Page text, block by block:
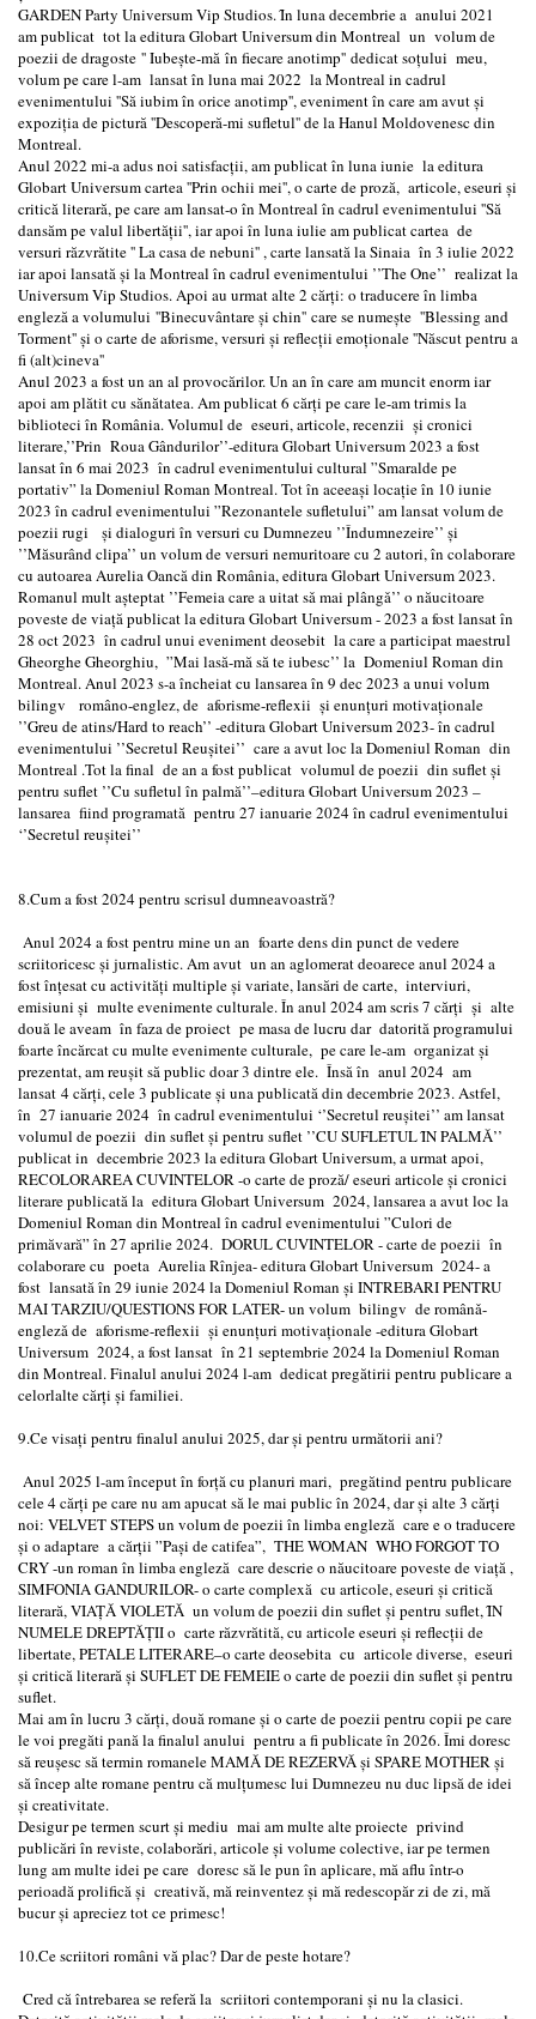
GARDEN Party Universum Vip Studios. Ȋn luna decembrie a anului 2021
am publicat tot la editura Globart Universum din Montreal un volum de
poezii de dragoste '' Iubește-mă în fiecare anotimp'' dedicat soțului meu,
volum pe care l-am lansat în luna mai 2022 la Montreal in cadrul
evenimentului ''Să iubim în orice anotimp'', eveniment în care am avut și
expoziția de pictură ''Descoperă-mi sufletul'' de la Hanul Moldovenesc din
Montreal.
Anul 2022 mi-a adus noi satisfacții, am publicat în luna iunie la editura
Globart Universum cartea ''Prin ochii mei'', o carte de proză, articole, eseuri și
critică literară, pe care am lansat-o în Montreal în cadrul evenimentului ''Să
dansăm pe valul libertății'', iar apoi în luna iulie am publicat cartea de
versuri răzvrătite '' La casa de nebuni'' , carte lansată la Sinaia în 3 iulie 2022
iar apoi lansată și la Montreal în cadrul evenimentului ’’The One’’ realizat la
Universum Vip Studios. Apoi au urmat alte 2 cărți: o traducere în limba
engleză a volumului ''Binecuvântare și chin'' care se numește ''Blessing and
Torment'' și o carte de aforisme, versuri și reflecții emoționale ''Născut pentru a
fi (alt)cineva''
Anul 2023 a fost un an al provocărilor. Un an în care am muncit enorm iar
apoi am plătit cu sănătatea. Am publicat 6 cărți pe care le-am trimis la
biblioteci în România. Volumul de eseuri, articole, recenzii și cronici
literare,’’Prin Roua Gândurilor’’-editura Globart Universum 2023 a fost
lansat în 6 mai 2023 în cadrul evenimentului cultural ”Smaralde pe
portativ” la Domeniul Roman Montreal. Tot în aceeași locație în 10 iunie
2023 în cadrul evenimentului ”Rezonantele sufletului” am lansat volum de
poezii rugi și dialoguri în versuri cu Dumnezeu ’’Îndumnezeire’’ și
’’Măsurând clipa’’ un volum de versuri nemuritoare cu 2 autori, în colaborare
cu autoarea Aurelia Oancă din România, editura Globart Universum 2023.
Romanul mult așteptat ’’Femeia care a uitat sǎ mai plângǎ’’ o năucitoare
poveste de viață publicat la editura Globart Universum - 2023 a fost lansat în
28 oct 2023 în cadrul unui eveniment deosebit la care a participat maestrul
Gheorghe Gheorghiu, ”Mai lasă-mă să te iubesc’’ la Domeniul Roman din
Montreal. Anul 2023 s-a încheiat cu lansarea în 9 dec 2023 a unui volum
bilingv româno-englez, de aforisme-reflexii și enunțuri motivaționale
’’Greu de atins/Hard to reach’’ -editura Globart Universum 2023- în cadrul
evenimentului ’’Secretul Reușitei’’ care a avut loc la Domeniul Roman din
Montreal .Tot la final de an a fost publicat volumul de poezii din suflet și
pentru suflet ’’Cu sufletul în palmă’’–editura Globart Universum 2023 –
lansarea fiind programată pentru 27 ianuarie 2024 în cadrul evenimentului
‘’Secretul reușitei’’
8.Cum a fost 2024 pentru scrisul dumneavoastră?
Anul 2024 a fost pentru mine un an foarte dens din punct de vedere
scriitoricesc și jurnalistic. Am avut un an aglomerat deoarece anul 2024 a
fost înțesat cu activități multiple și variate, lansări de carte, interviuri,
emisiuni și multe evenimente culturale. În anul 2024 am scris 7 cărți și alte
două le aveam în faza de proiect pe masa de lucru dar datorită programului
foarte încărcat cu multe evenimente culturale, pe care le-am organizat și
prezentat, am reușit să public doar 3 dintre ele. Însă în anul 2024 am
lansat 4 cărți, cele 3 publicate și una publicată din decembrie 2023. Astfel,
în 27 ianuarie 2024 în cadrul evenimentului ‘’Secretul reușitei’’ am lansat
volumul de poezii din suflet și pentru suflet ’’CU SUFLETUL ȊN PALMĂ’’
publicat in decembrie 2023 la editura Globart Universum, a urmat apoi,
RECOLORAREA CUVINTELOR -o carte de proză/ eseuri articole și cronici
literare publicată la editura Globart Universum 2024, lansarea a avut loc la
Domeniul Roman din Montreal în cadrul evenimentului ”Culori de
primăvară” în 27 aprilie 2024. DORUL CUVINTELOR - carte de poezii în
colaborare cu poeta Aurelia Rînjea- editura Globart Universum 2024- a
fost lansată în 29 iunie 2024 la Domeniul Roman și INTREBARI PENTRU
MAI TARZIU/QUESTIONS FOR LATER- un volum bilingv de românǎ-
englezǎ de aforisme-reflexii și enunțuri motivaționale -editura Globart
Universum 2024, a fost lansat în 21 septembrie 2024 la Domeniul Roman
din Montreal. Finalul anului 2024 l-am dedicat pregătirii pentru publicare a
celorlalte cărți și familiei.
9.Ce visați pentru finalul anului 2025, dar și pentru următorii ani?
Anul 2025 l-am început în forță cu planuri mari, pregătind pentru publicare
cele 4 cărți pe care nu am apucat să le mai public în 2024, dar și alte 3 cărți
noi: VELVET STEPS un volum de poezii în limba engleză care e o traducere
și o adaptare a cărții ”Pași de catifea”, THE WOMAN WHO FORGOT TO
CRY -un roman în limba engleză care descrie o năucitoare poveste de viață ,
SIMFONIA GANDURILOR- o carte complexă cu articole, eseuri și critică
literară, VIAŢĂ VIOLETĂ un volum de poezii din suflet și pentru suflet, ȊN
NUMELE DREPTĂŢII o carte răzvrătită, cu articole eseuri și reflecții de
libertate, PETALE LITERARE–o carte deosebita cu articole diverse, eseuri
și critică literară și SUFLET DE FEMEIE o carte de poezii din suflet și pentru
suflet.
Mai am în lucru 3 cărți, două romane și o carte de poezii pentru copii pe care
le voi pregăti pană la finalul anului pentru a fi publicate în 2026. Îmi doresc
să reușesc să termin romanele MAMĂ DE REZERVĂ și SPARE MOTHER și
să încep alte romane pentru că mulțumesc lui Dumnezeu nu duc lipsă de idei
și creativitate.
Desigur pe termen scurt și mediu mai am multe alte proiecte privind
publicări în reviste, colaborări, articole și volume colective, iar pe termen
lung am multe idei pe care doresc să le pun în aplicare, mă aflu într-o
perioadă prolifică și creativă, mă reinventez și mă redescopăr zi de zi, mă
bucur și apreciez tot ce primesc!
10.Ce scriitori români vă plac? Dar de peste hotare?
Cred că întrebarea se referă la scriitori contemporani și nu la clasici.